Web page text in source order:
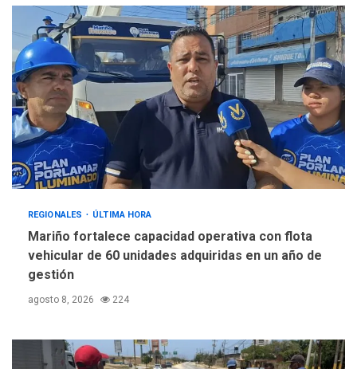
REGIONALES ÚLTIMA HORA
Mariño fortalece capacidad operativa con flota
vehicular de 60 unidades adquiridas en un año de
gestión
agosto 8, 2026 224